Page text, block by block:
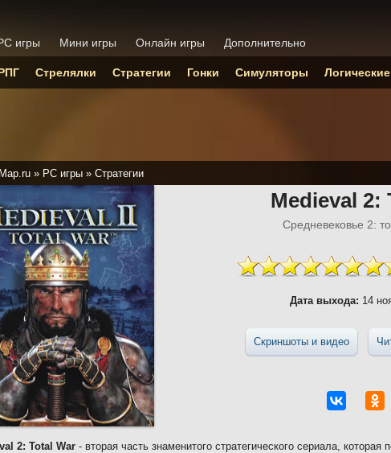
» PC игры » Стратегии
Medieval 2:
Средневековье 2:
Дата выхода: 14
Скриншоты и видео
2: Total War - вторая часть знаменитого стратегического сериала, которая
игры Мини игры Онлайн игры Дополнительно
Стрелялки Стратегии Гонки Симуляторы Логические